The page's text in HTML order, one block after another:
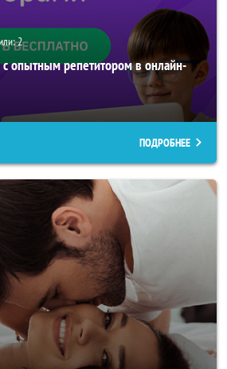
2
с опытным репетитором в онлайн-
ПОДРОБНЕЕ